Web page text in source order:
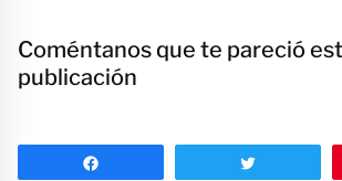
Coméntanos que te pareció
publicación